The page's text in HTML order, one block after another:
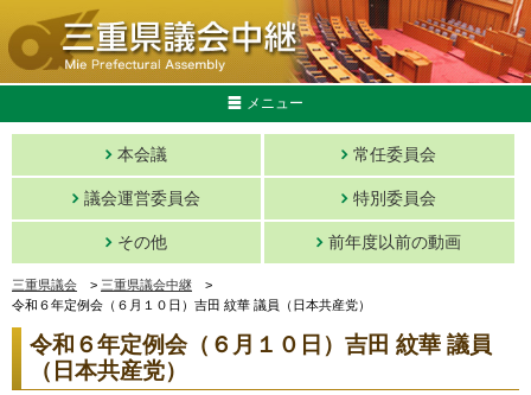
メニュー
本会議 常任委員会
議会運営委員会 特別委員会
その他 前年度以前の動画
三重県議会 > 三重県議会中継 >
令和６年定例会（６月１０日）吉田 紋華 議員（日本共産党）
令和６年定例会（６月１０日）吉田 紋華 議員
（日本共産党）